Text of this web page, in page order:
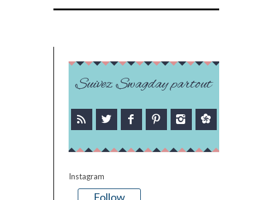
Suivez Swagday partout
Instagram
Follow